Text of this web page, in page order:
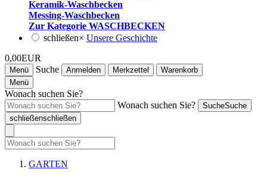
Keramik-Waschbecken
Messing-Waschbecken
Zur Kategorie WASCHBECKEN
schließen× Unsere Geschichte
0,00EUR
Menü Suche Anmelden Merkzettel
Warenkorb
Menü
Wonach suchen Sie?
Wonach suchen Sie?
SucheSuche
schließenschließen
GARTEN